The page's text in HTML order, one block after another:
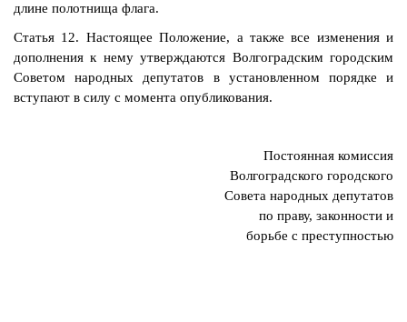
длине полотнища флага.
Статья 12. Настоящее Положение, а также все изменения и
дополнения к нему утверждаются Волгоградским городским
Советом народных депутатов в установленном порядке и
вступают в силу с момента опубликования.
Постоянная комиссия
Волгоградского городского
Совета народных депутатов
по праву, законности и
борьбе с преступностью